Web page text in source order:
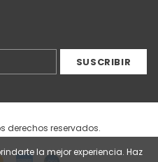
la mejor experiencia. Haz
derechos reservados.